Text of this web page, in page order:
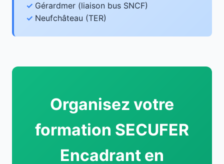
Gérardmer (liaison bus SNCF)
Neufchâteau (TER)
Organisez votre
formation SECUFER
Encadrant en